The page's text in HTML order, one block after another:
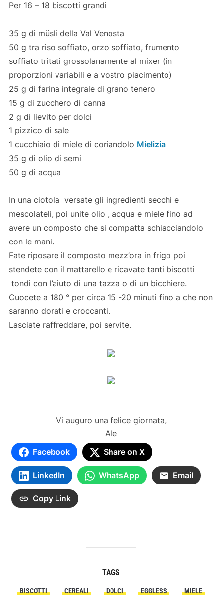
Per 16 – 18 biscotti grandi
35 g di müsli della Val Venosta
50 g tra riso soffiato, orzo soffiato, frumento
soffiato tritati grossolanamente al mixer (in
proporzioni variabili e a vostro piacimento)
25 g di farina integrale di grano tenero
15 g di zucchero di canna
2 g di lievito per dolci
1 pizzico di sale
1 cucchiaio di miele di coriandolo Mielizia
35 g di olio di semi
50 g di acqua
In una ciotola versate gli ingredienti secchi e
mescolateli, poi unite olio , acqua e miele fino ad
avere un composto che si compatta schiacciandolo
con le mani.
Fate riposare il composto mezz’ora in frigo poi
stendete con il mattarello e ricavate tanti biscotti
tondi con l’aiuto di una tazza o di un bicchiere.
Cuocete a 180 ° per circa 15 -20 minuti fino a che non
saranno dorati e croccanti.
Lasciate raffreddare, poi servite.
Vi auguro una felice giornata,
Ale
Facebook
Share on X
LinkedIn WhatsApp Email
Copy Link
TAGS
BISCOTTI CEREALI DOLCI EGGLESS MIELE